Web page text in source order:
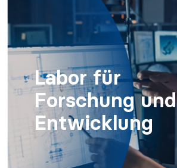
Labor für
Forschung und
Entwicklung